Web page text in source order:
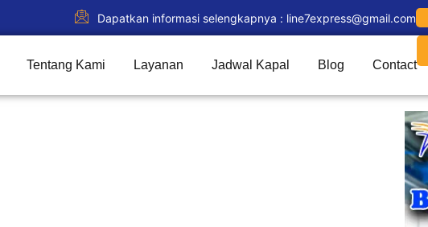
Dapatkan informasi selengkapnya : line7express@gmail.com
Tentang Kami Layanan Jadwal Kapal Blog Contact